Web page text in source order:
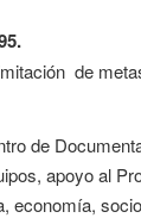
de
de
apoyo al